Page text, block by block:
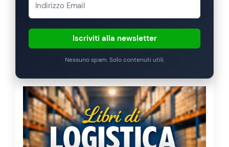
Iscriviti alla newsletter
Nessuno spam. Solo contenuti utili.